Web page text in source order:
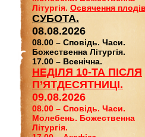
Літургія. Освячення
СУБОТА.
08.08.2026
08.00 – Сповідь. Часи.
Божественна Літургія.
17.00 – Всенічна.
НЕДІЛЯ 10-ТА ПІСЛЯ
П’ЯТДЕСЯТНИЦІ.
09.08.2026
08.00 – Сповідь. Часи.
Молебень. Божественна
Літургія.